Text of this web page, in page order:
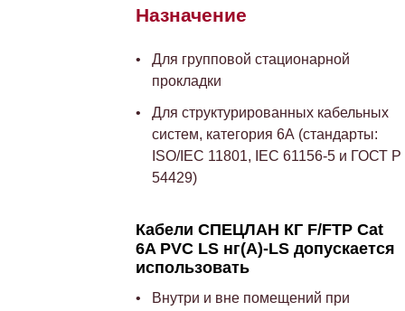
Назначение
Для групповой стационарной
прокладки
Для структурированных кабельных
систем, категория 6А (стандарты:
ISO/IEC 11801, IEC 61156-5 и ГОСТ Р
54429)
Кабели СПЕЦЛАН КГ F/FTP Cat
6A PVC LS нг(A)-LS допускается
использовать
Внутри и вне помещений при